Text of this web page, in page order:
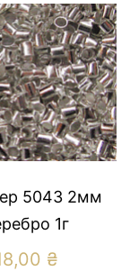
5043 2мм
1г
₴